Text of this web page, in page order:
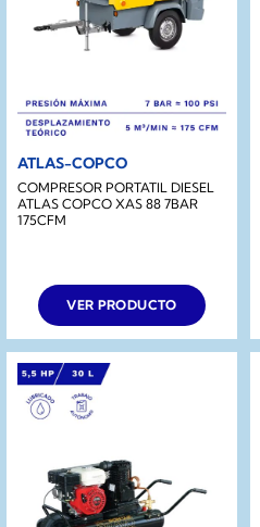
ATLAS-COPCO
COMPRESOR PORTATIL DIESEL
ATLAS COPCO XAS 88 7BAR
175CFM
VER PRODUCTO